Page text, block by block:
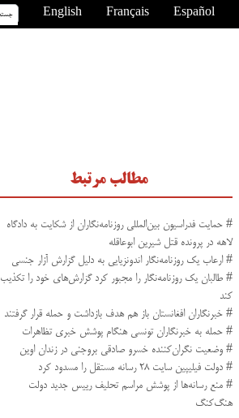
English Français Español
مطالب مرتبط
# حمایت فدراسیون بین‌المللی روزنامه‌نگاران از شکایت به دادگاه
لاهه در پرونده قتل شیرین ابوعاقله
# ارعاب یک روزنامه‌نگار اندونزیایی به دلیل گزارش آزار جنسی
# طالبان یک روزنامه‌نگار را مجبور کرد گزارش‌های‌ خود را تکذیب
کند
# خبرنگاران افغانستان باز هم هدف بازداشت و حمله قرار گرفتند
# حمله به خبرنگاران تونسی هنگام پوشش خبری تظاهرات
# وضعیت نگران‌کننده خسرو صادقی بروجنی در زندان اوین
# دولت فیلیپین سایت ۲۸ رسانه‌‌ مستقل را مسدود کرد
# منع رسانه‌ها از پوشش مراسم تحلیف رییس جدید دولت
هنگ‌کنگ